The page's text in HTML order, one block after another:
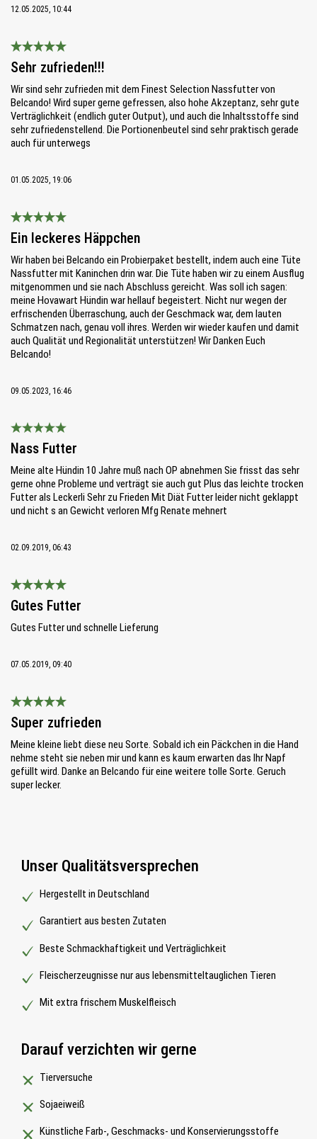
12.05.2025, 10:44
Bewertung mit 5 von 5 Sternen
Sehr zufrieden!!!
Wir sind sehr zufrieden mit dem Finest Selection Nassfutter von
Belcando! Wird super gerne gefressen, also hohe Akzeptanz, sehr gute
Verträglichkeit (endlich guter Output), und auch die Inhaltsstoffe sind
sehr zufriedenstellend. Die Portionenbeutel sind sehr praktisch gerade
auch für unterwegs
01.05.2025, 19:06
Ein leckeres Häppchen
Wir haben bei Belcando ein Probierpaket bestellt, indem auch eine Tüte
Nassfutter mit Kaninchen drin war. Die Tüte haben wir zu einem Ausflug
mitgenommen und sie nach Abschluss gereicht. Was soll ich sagen:
meine Hovawart Hündin war hellauf begeistert. Nicht nur wegen der
erfrischenden Überraschung, auch der Geschmack war, dem lauten
Schmatzen nach, genau voll ihres. Werden wir wieder kaufen und damit
auch Qualität und Regionalität unterstützen! Wir Danken Euch
Belcando!
09.05.2023, 16:46
Bewertung mit 5 von 5 Sternen
Nass Futter
Meine alte Hündin 10 Jahre muß nach OP abnehmen Sie frisst das sehr
gerne ohne Probleme und verträgt sie auch gut Plus das leichte trocken
Futter als Leckerli Sehr zu Frieden Mit Diät Futter leider nicht geklappt
und nicht s an Gewicht verloren Mfg Renate mehnert
02.09.2019, 06:43
Bewertung mit 5 von 5 Sternen
Gutes Futter
Gutes Futter und schnelle Lieferung
07.05.2019, 09:40
Bewertung mit 5 von 5 Sternen
Super zufrieden
Meine kleine liebt diese neu Sorte. Sobald ich ein Päckchen in die Hand
nehme steht sie neben mir und kann es kaum erwarten das Ihr Napf
gefüllt wird. Danke an Belcando für eine weitere tolle Sorte. Geruch
super lecker.
Unser Qualitätsversprechen
Hergestellt in Deutschland
Garantiert aus besten Zutaten
Beste Schmackhaftigkeit und Verträglichkeit
Fleischerzeugnisse nur aus lebensmitteltauglichen Tieren
Mit extra frischem Muskelfleisch
Darauf verzichten wir gerne
Tierversuche
Sojaeiweiß
Künstliche Farb-, Geschmacks- und Konservierungsstoffe